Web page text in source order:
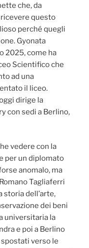
che, da
questo
perché quegli
Gyonata
2025, come ha
Scientifico che
ad una
il liceo.
dirige la
con sedi a Berlino,
vedere con la
per un diplomato
anomalo, ma
Tagliaferri
storia dell’arte,
dei beni
universitaria la
e poi a Berlino
spostati verso le